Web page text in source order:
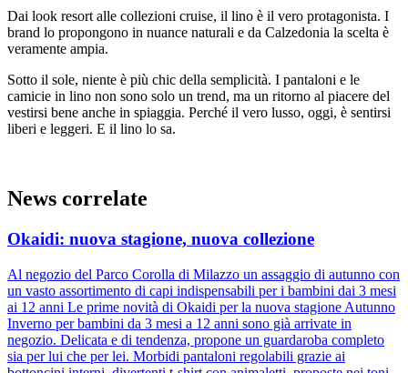
Dai look resort alle collezioni cruise, il lino è il vero protagonista. I
brand lo propongono in nuance naturali e da Calzedonia la scelta è
veramente ampia.
Sotto il sole, niente è più chic della semplicità. I pantaloni e le
camicie in lino non sono solo un trend, ma un ritorno al piacere del
vestirsi bene anche in spiaggia. Perché il vero lusso, oggi, è sentirsi
liberi e leggeri. E il lino lo sa.
News correlate
Okaidi: nuova stagione, nuova collezione
Al negozio del Parco Corolla di Milazzo un assaggio di autunno con
un vasto assortimento di capi indispensabili per i bambini dai 3 mesi
ai 12 anni Le prime novità di Okaidi per la nuova stagione Autunno
Inverno per bambini da 3 mesi a 12 anni sono già arrivate in
negozio. Delicata e di tendenza, propone un guardaroba completo
sia per lui che per lei. Morbidi pantaloni regolabili grazie ai